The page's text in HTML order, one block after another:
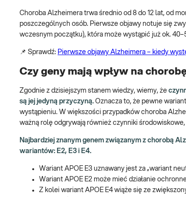
Choroba Alzheimera trwa średnio od 8 do 12 lat, od
poszczególnych osób. Pierwsze objawy notuje się
wczesnym początku), która może wystąpić już ok.
📌 Sprawdź: Pierwsze objawy Alzheimera – kiedy
Czy geny mają wpływ na
Zgodnie z dzisiejszym stanem wiedzy, wiemy, że
są jej jedyną przyczyną. Oznacza to, że pewne
wystąpieniu. W większości przypadków choroba
ważną rolę odgrywają również czynniki
Najbardziej znanym genem związanym z chorobą
wariantów: E2, E3 i E4.
Wariant APOE E3 uznawany jest za „wariant
Wariant APOE E2 może mieć działanie
Z kolei wariant APOE E4 wiąże się ze